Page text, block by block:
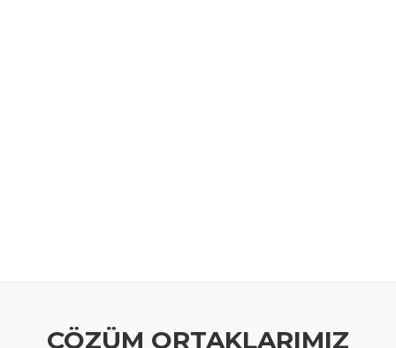
ÇÖZÜM ORTAKLARIMIZ